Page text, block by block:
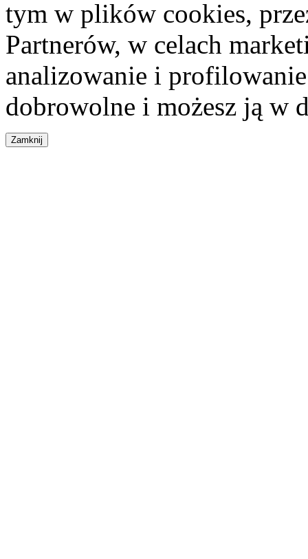
tym w plików cookies,
Partnerów, w celach
analizowanie i
dobrowolne i możesz ją w